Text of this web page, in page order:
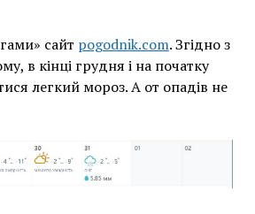
сайт pogodnik.com. Згідно з
в кінці грудня і на початку
легкий мороз. А от опадів не